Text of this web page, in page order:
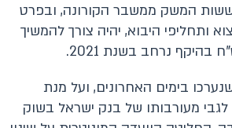
המשק ממשבר הקורונה, ובפרט
ותחליפי היבוא, יהיה צורך להמשיך
נרחב בשנת 2021.
בימים האחרונים, ועל מנת
מעורבותו של בנק ישראל בשוק